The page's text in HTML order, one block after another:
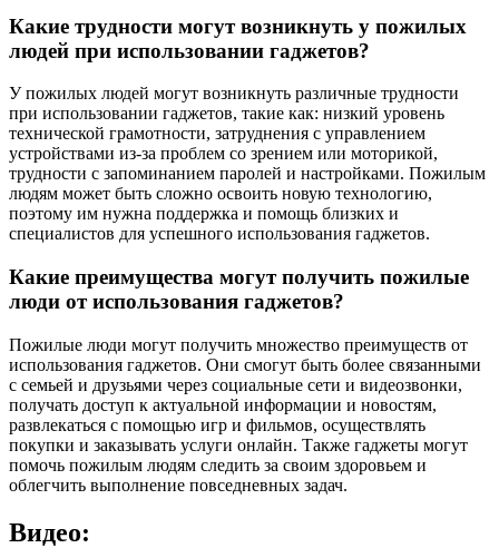
Какие трудности могут возникнуть у пожилых
людей при использовании гаджетов?
У пожилых людей могут возникнуть различные трудности
при использовании гаджетов, такие как: низкий уровень
технической грамотности, затруднения с управлением
устройствами из-за проблем со зрением или моторикой,
трудности с запоминанием паролей и настройками. Пожилым
людям может быть сложно освоить новую технологию,
поэтому им нужна поддержка и помощь близких и
специалистов для успешного использования гаджетов.
Какие преимущества могут получить пожилые
люди от использования гаджетов?
Пожилые люди могут получить множество преимуществ от
использования гаджетов. Они смогут быть более связанными
с семьей и друзьями через социальные сети и видеозвонки,
получать доступ к актуальной информации и новостям,
развлекаться с помощью игр и фильмов, осуществлять
покупки и заказывать услуги онлайн. Также гаджеты могут
помочь пожилым людям следить за своим здоровьем и
облегчить выполнение повседневных задач.
Видео: